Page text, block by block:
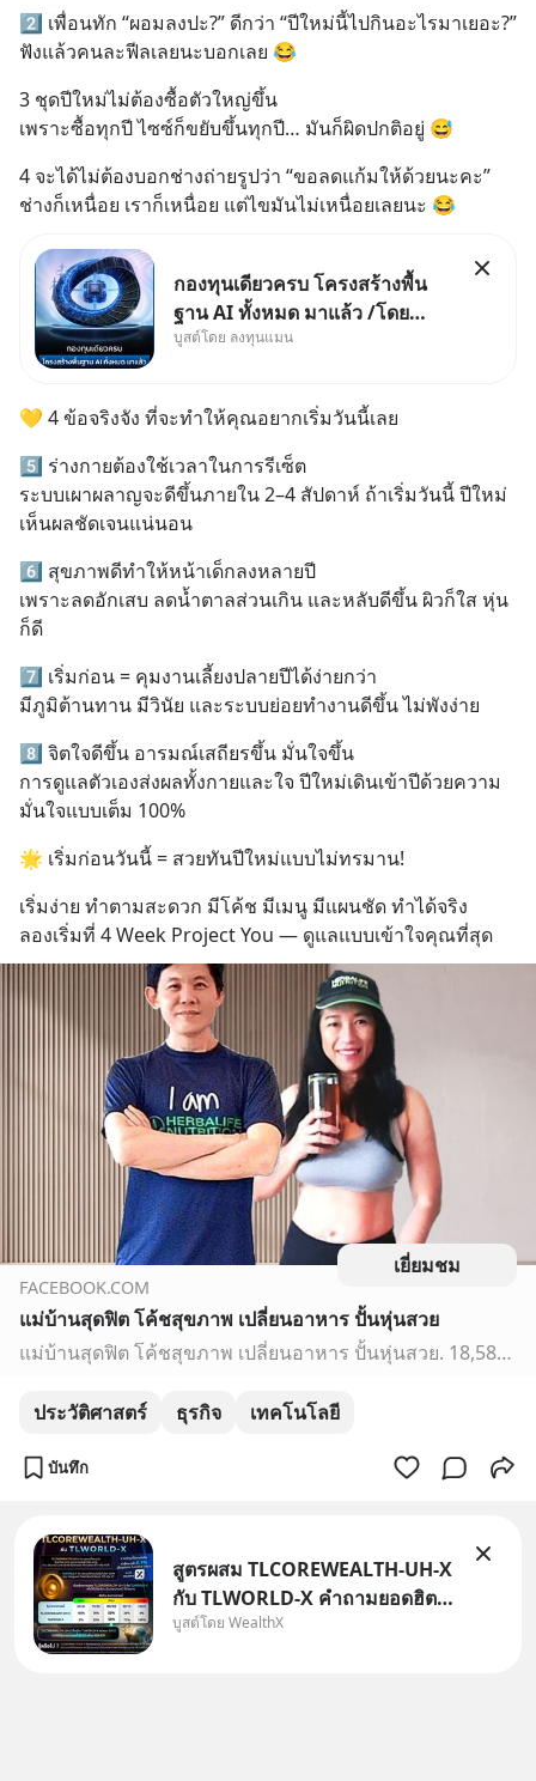
2️⃣ เพื่อนทัก “ผอมลงปะ?” ดีกว่า “ปีใหม่นี้ไปกินอะไรมาเยอะ?”
ฟังแล้วคนละฟีลเลยนะบอกเลย 😂
3 ชุดปีใหม่ไม่ต้องซื้อตัวใหญ่ขึ้น
เพราะซื้อทุกปี ไซซ์ก็ขยับขึ้นทุกปี… มันก็ผิดปกติอยู่ 😅
4 จะได้ไม่ต้องบอกช่างถ่ายรูปว่า “ขอลดแก้มให้ด้วยนะคะ”
ช่างก็เหนื่อย เราก็เหนื่อย แต่ไขมันไม่เหนื่อยเลยนะ 😂
กองทุนเดียวครบ โครงสร้างพื้น
ฐาน AI ทั้งหมด มาแล้ว /โดย
ลงทุนแมน AI Supercycle คือ
ประดิษฐ์ จะกลายเป็นตัวขับเคลื่อน
หลัก ของการเติบโตทางเศรษฐกิจ
และวิถีชีวิตของผู้คนอย่างยาวนา
นต่
บูสต์โดย ลงทุนแมน
💛 4 ข้อจริงจัง ที่จะทำให้คุณอยากเริ่มวันนี้เลย
5️⃣ ร่างกายต้องใช้เวลาในการรีเซ็ต
ระบบเผาผลาญจะดีขึ้นภายใน 2–4 สัปดาห์ ถ้าเริ่มวันนี้ ปีใหม่
เห็นผลชัดเจนแน่นอน
6️⃣ สุขภาพดีทำให้หน้าเด็กลงหลายปี
เพราะลดอักเสบ ลดน้ำตาลส่วนเกิน และหลับดีขึ้น ผิวก็ใส หุ่น
ก็ดี
7️⃣ เริ่มก่อน = คุมงานเลี้ยงปลายปีได้ง่ายกว่า
มีภูมิต้านทาน มีวินัย และระบบย่อยทำงานดีขึ้น ไม่พังง่าย
8️⃣ จิตใจดีขึ้น อารมณ์เสถียรขึ้น มั่นใจขึ้น
การดูแลตัวเองส่งผลทั้งกายและใจ ปีใหม่เดินเข้าปีด้วยความ
มั่นใจแบบเต็ม 100%
🌟 เริ่มก่อนวันนี้ = สวยทันปีใหม่แบบไม่ทรมาน!
เริ่มง่าย ทำตามสะดวก มีโค้ช มีเมนู มีแผนชัด ทำได้จริง
ลองเริ่มที่ 4 Week Project You — ดูแลแบบเข้าใจคุณที่สุด
เยี่ยมชม
FACEBOOK.COM
แม่บ้านสุดฟิต โค้ชสุขภาพ เปลี่ยนอาหาร ปั้นหุ่นสวย
แม่บ้านสุดฟิต โค้ชสุขภาพ เปลี่ยนอาหาร ปั้นหุ่นสวย. 18,586 likes · 7 talking about this. พื้นที่สำหรับผู้ที่ไม่อยากชราไปตามวัย ใช้อาหารเป็นยา ไม่ใช่กินยาเป็นอาหาร
ประวัติศาสตร์ ธุรกิจ เทคโนโลยี
บันทึก
สูตรผสม TLCOREWEALTH-UH-X
กับ TLWORLD-X คำถามยอดฮิตที่
คนใช้ WealthX ถามเข้ามา
บูสต์โดย WealthX